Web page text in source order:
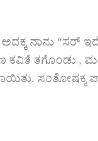
ನಾನು “ಸರ್
ತಗೊಂಡು ,
ಸಂತೋಷಕ್ಕ